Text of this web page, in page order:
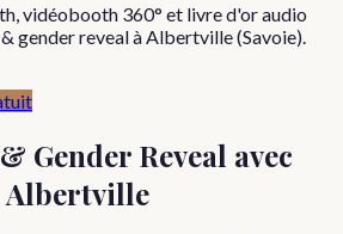
vidéobooth 360° et livre d'or audio
gender reveal à Albertville (Savoie).
Gender Reveal avec
Albertville